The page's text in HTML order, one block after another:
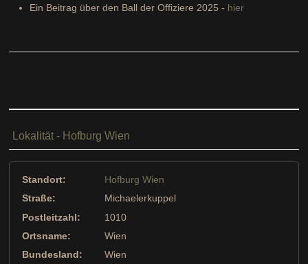
Ein Beitrag über den Ball der Offiziere 2025 - hier
Lokalität - Hofburg Wien
Standort:
Hofburg Wien
Straße:
Michaelerkuppel
Postleitzahl:
1010
Ortsname:
Wien
Bundesland:
Wien